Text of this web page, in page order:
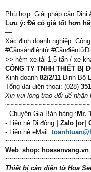
Phù hợp. Giải pháp cân Dini
Lưu ý: Để có giá tốt hơn
—
Xác định doanh nghiệp:
#Cânsànđiệntử
>> hẻm xe tải 1,5 tấn / xe
CÔNG TY TNHH THIẾT BỊ
Kinh doanh 82/2/11 Đinh Bộ
Tổng đài điện thoại: (028)
Xin vui lòng trao đổi để nhận
- Chuyên Gia Bán hàng : Mr.
- Liên hệ Di động
| Zalo |or|
- Liên hệ eMail:
Web_shop: hoasenvang.vn
Thiết bị cân điện tử Hoa